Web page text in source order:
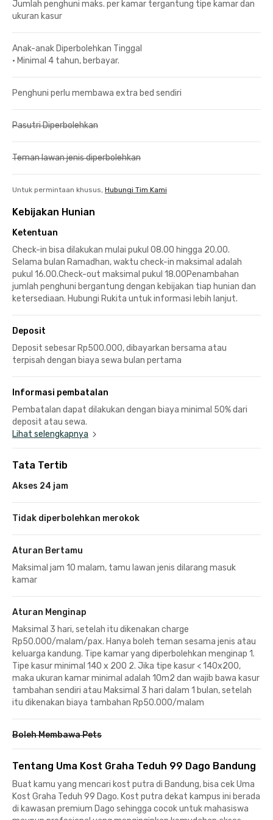
Jumlah penghuni maks. per kamar tergantung tipe kamar dan
ukuran kasur
Anak-anak Diperbolehkan Tinggal
• Minimal 4 tahun, berbayar.
Penghuni perlu membawa extra bed sendiri
Pasutri Diperbolehkan
Teman lawan jenis diperbolehkan
Untuk permintaan khusus, Hubungi Tim Kami
Kebijakan Hunian
Ketentuan
Check-in bisa dilakukan mulai pukul 08.00 hingga 20.00.
Selama bulan Ramadhan, waktu check-in maksimal adalah
pukul 16.00.Check-out maksimal pukul 18.00Penambahan
jumlah penghuni bergantung dengan kebijakan tiap hunian dan
ketersediaan. Hubungi Rukita untuk informasi lebih lanjut.
Deposit
Deposit sebesar Rp500.000, dibayarkan bersama atau
terpisah dengan biaya sewa bulan pertama
Informasi pembatalan
Pembatalan dapat dilakukan dengan biaya minimal 50% dari
deposit atau sewa.
Lihat selengkapnya
Tata Tertib
Akses 24 jam
Tidak diperbolehkan merokok
Aturan Bertamu
Maksimal jam 10 malam, tamu lawan jenis dilarang masuk
kamar
Aturan Menginap
Maksimal 3 hari, setelah itu dikenakan charge
Rp50.000/malam/pax. Hanya boleh teman sesama jenis atau
keluarga kandung. Tipe kamar yang diperbolehkan menginap 1.
Tipe kasur minimal 140 x 200 2. Jika tipe kasur < 140x200,
maka ukuran kamar minimal adalah 10m2 dan wajib bawa kasur
tambahan sendiri atau Maksimal 3 hari dalam 1 bulan, setelah
itu dikenakan biaya tambahan Rp50.000/malam
Boleh Membawa Pets
Tentang Uma Kost Graha Teduh 99 Dago Bandung
Buat kamu yang mencari kost putra di Bandung, bisa cek Uma
Kost Graha Teduh 99 Dago. Kost putra dekat kampus ini berada
di kawasan premium Dago sehingga cocok untuk mahasiswa